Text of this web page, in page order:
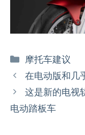
分
类
摩托车建议
在电动版和几
这是新的电视
电动踏板车